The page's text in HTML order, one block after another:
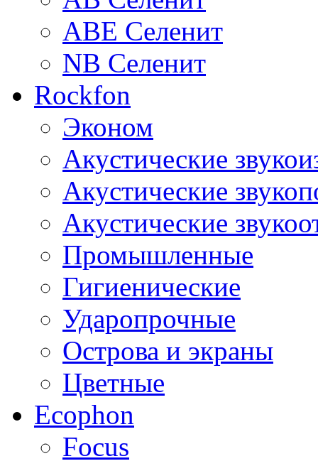
ABE Селенит
NB Селенит
Rockfon
Эконом
Акустические
Акустические
Акустические
Промышленные
Гигиенические
Ударопрочные
Острова и экраны
Цветные
Ecophon
Focus